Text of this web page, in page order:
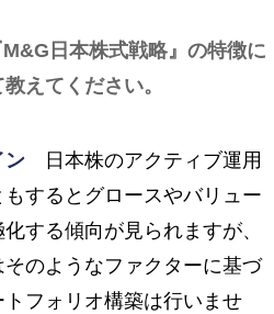
日本株式戦略』の特徴に
えてください。
ン日本株のアクティブ運用
もするとグロースやバリュー
する傾向が見られますが、
そのようなファクターに基づ
トフォリオ構築は行いませ